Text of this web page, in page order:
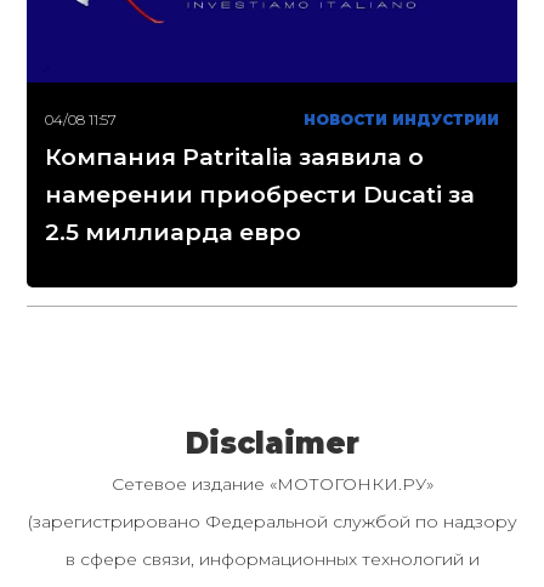
04/08 11:57 НОВОСТИ ИНДУСТРИИ
Компания Patritalia заявила о
намерении приобрести Ducati за
2.5 миллиарда евро
Disclaimer
Сетевое издание «МОТОГОНКИ.РУ»
(зарегистрировано Федеральной службой по надзору
в сфере связи, информационных технологий и